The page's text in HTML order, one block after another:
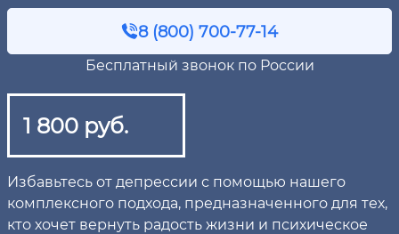
8 (800) 700-77-14
Бесплатный звонок по России
1 800 руб.
Избавьтесь от депрессии с помощью нашего
комплексного подхода, предназначенного для тех,
кто хочет вернуть радость жизни и психическое